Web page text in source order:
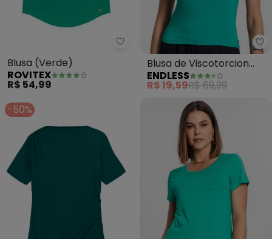
Rovitex - Blusa (Verde)
Blusa (Verde)
ROVITEX
R$ 54,99
Blusa de Viscotorcion
Decote (Verde)
ENDLESS
R$ 19,59R$ 69,99
-50%